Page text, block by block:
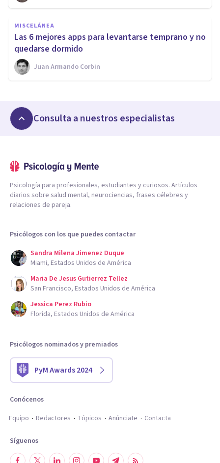
MISCELÁNEA
Las 6 mejores apps para levantarse temprano y no
quedarse dormido
Juan Armando Corbin
Consulta a nuestros especialistas
Psicología para profesionales, estudiantes y curiosos. Artículos
diarios sobre salud mental, neurociencias, frases célebres y
relaciones de pareja.
Psicólogos con los que puedes contactar
Sandra Milena Jimenez Duque
Miami, Estados Unidos de América
Maria De Jesus Gutierrez Tellez
San Francisco, Estados Unidos de América
Jessica Perez Rubio
Florida, Estados Unidos de América
Psicólogos nominados y premiados
PyM Awards 2024
Conócenos
Equipo
Redactores Tópicos Anúnciate Contacta
Síguenos